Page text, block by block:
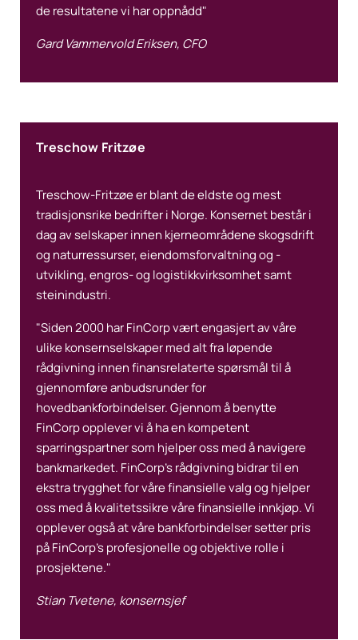
de resultatene vi har oppnådd"
Gard Vammervold Eriksen, CFO
Treschow Fritzøe
Treschow-Fritzøe er blant de eldste og mest
tradisjonsrike bedrifter i Norge. Konsernet består i
dag av selskaper innen kjerneområdene skogsdrift
og naturressurser, eiendomsforvaltning og -
utvikling, engros- og logistikkvirksomhet samt
steinindustri.
"Siden 2000 har FinCorp vært engasjert av våre
ulike konsernselskaper med alt fra løpende
rådgivning innen finansrelaterte spørsmål til å
gjennomføre anbudsrunder for
hovedbankforbindelser. Gjennom å benytte
FinCorp opplever vi å ha en kompetent
sparringspartner som hjelper oss med å navigere
bankmarkedet. FinCorp’s rådgivning bidrar til en
ekstra trygghet for våre finansielle valg og hjelper
oss med å kvalitetssikre våre finansielle innkjøp. Vi
opplever også at våre bankforbindelser setter pris
på FinCorp’s profesjonelle og objektive rolle i
prosjektene."
Stian Tvetene, konsernsjef